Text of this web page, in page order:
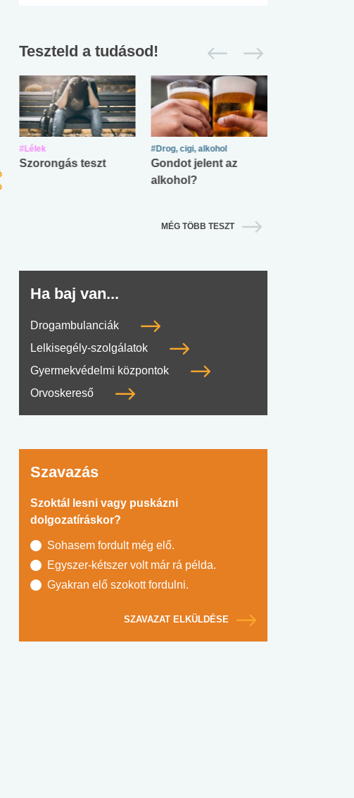
Teszteld a tudásod!
#Lélek
Szorongás teszt
#Drog, cigi, alkohol
Gondot jelent az
alkohol?
MÉG TÖBB TESZT
Ha baj van...
Drogambulanciák
Lelkisegély-szolgálatok
Gyermekvédelmi központok
Orvoskereső
Szavazás
Szoktál lesni vagy puskázni
dolgozatíráskor?
Sohasem fordult még elő.
Egyszer-kétszer volt már rá példa.
Gyakran elő szokott fordulni.
SZAVAZAT ELKÜLDÉSE